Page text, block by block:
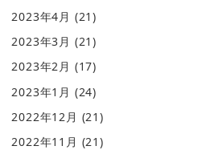
2023年4月 (21)
2023年3月 (21)
2023年2月 (17)
2023年1月 (24)
2022年12月 (21)
2022年11月 (21)